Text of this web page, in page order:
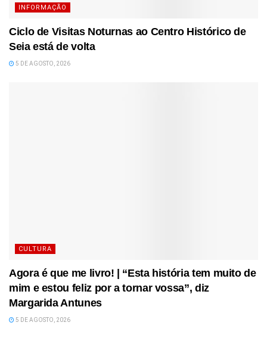
INFORMAÇÃO
Ciclo de Visitas Noturnas ao Centro Histórico de
Seia está de volta
5 DE AGOSTO, 2026
CULTURA
Agora é que me livro! | “Esta história tem muito de
mim e estou feliz por a tornar vossa”, diz
Margarida Antunes
5 DE AGOSTO, 2026